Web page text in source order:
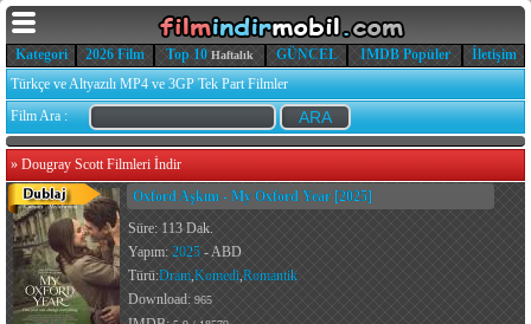
Kategori 2026 Film Top 10 Haftalık GÜNCEL IMDB Popüler
İletişim
Türkçe ve Altyazılı MP4 ve 3GP Tek Part Filmler
Film Ara :
» Dougray Scott Filmleri İndir
Oxford Aşkım - My Oxford Year [2025]
Süre: 113 Dak.
Yapım: 2025 - ABD
Türü:Dram,Komedi,Romantik
Download: 965